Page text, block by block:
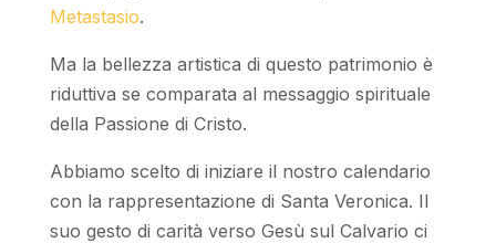
Metastasio.
Ma la bellezza artistica di questo patrimonio è
riduttiva se comparata al messaggio spirituale
della Passione di Cristo.
Abbiamo scelto di iniziare il nostro calendario
con la rappresentazione di Santa Veronica. Il
suo gesto di carità verso Gesù sul Calvario ci